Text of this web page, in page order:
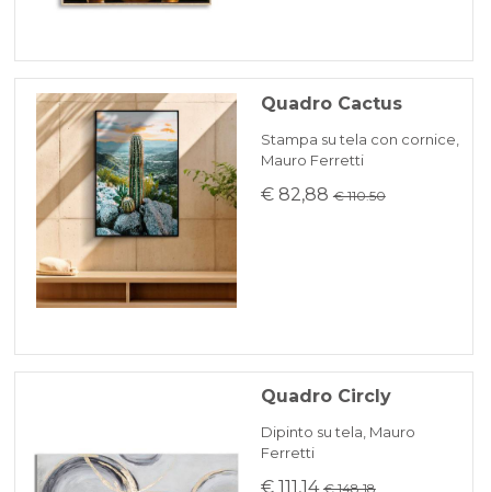
Quadro Cactus
Stampa su tela con cornice,
Mauro Ferretti
€ 82,88 € 110.50
Quadro Circly
Dipinto su tela, Mauro
Ferretti
€ 111,14 € 148.18